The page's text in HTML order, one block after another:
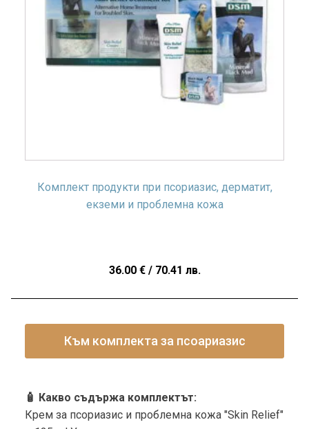
Комплект продукти при псориазис, дерматит,
екземи и проблемна кожа
36.00 €/ 70.41 лв.
Към комплекта за псоариазис
🧴 Какво съдържа комплектът:
Крем за псориазис и проблемна кожа "Skin Relief"